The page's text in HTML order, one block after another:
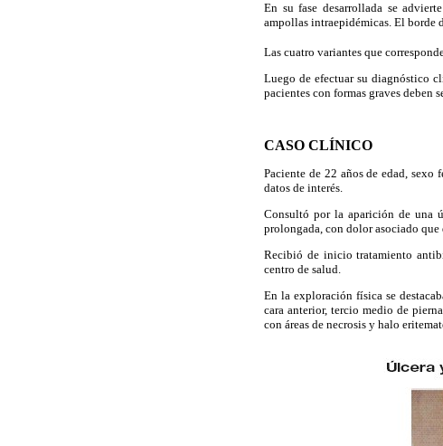
En su fase desarrollada se
ampollas intraepidémicas. El borde
Las cuatro variantes que
Luego de efectuar su diagnóstico
pacientes con formas graves deben
CASO CLÍNICO
Paciente de 22 años de edad,
datos de interés.
Consultó por la aparición de una
prolongada, con dolor asociado
Recibió de inicio tratamiento
centro de salud.
En la exploración física se
cara anterior, tercio medio de
con áreas de necrosis y halo